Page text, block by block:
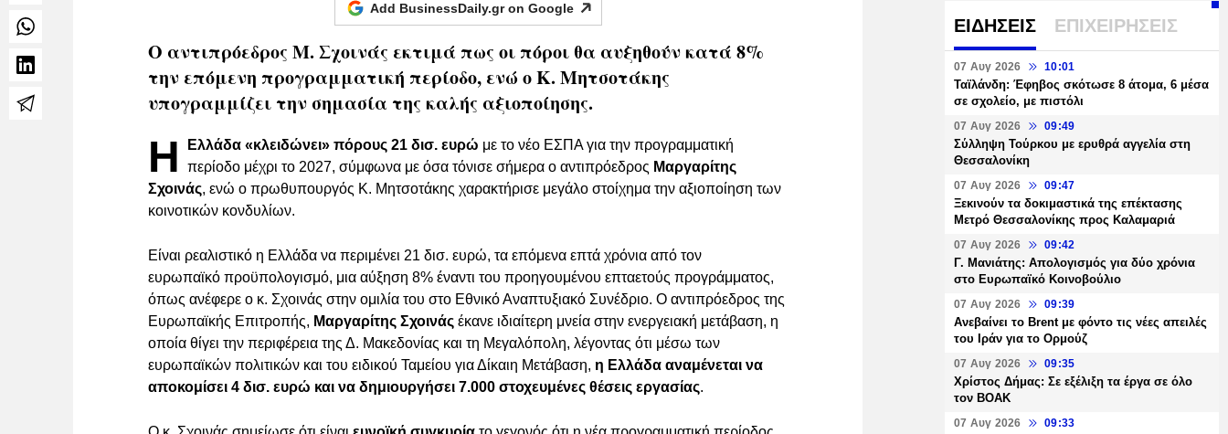
Add BusinessDaily.gr on Google
Ο αντιπρόεδρος Μ. Σχοινάς εκτιμά πως οι πόροι θα αυξηθούν κατά 8%
την επόμενη προγραμματική περίοδο, ενώ ο Κ. Μητσοτάκης
υπογραμμίζει την σημασία της καλής αξιοποίησης.
Η Ελλάδα «κλειδώνει» πόρους 21 δισ. ευρώ με το νέο ΕΣΠΑ για την προγραμματική
περίοδο μέχρι το 2027, σύμφωνα με όσα τόνισε σήμερα ο αντιπρόεδρος Μαργαρίτης
Σχοινάς, ενώ ο πρωθυπουργός Κ. Μητσοτάκης χαρακτήρισε μεγάλο στοίχημα την αξιοποίηση των
κοινοτικών κονδυλίων.
Είναι ρεαλιστικό η Ελλάδα να περιμένει 21 δισ. ευρώ, τα επόμενα επτά χρόνια από τον
ευρωπαϊκό προϋπολογισμό, μια αύξηση 8% έναντι του προηγουμένου επταετούς προγράμματος,
όπως ανέφερε ο κ. Σχοινάς στην ομιλία του στο Εθνικό Αναπτυξιακό Συνέδριο. Ο αντιπρόεδρος της
Ευρωπαϊκής Επιτροπής, Μαργαρίτης Σχοινάς έκανε ιδιαίτερη μνεία στην ενεργειακή μετάβαση, η
οποία θίγει την περιφέρεια της Δ. Μακεδονίας και τη Μεγαλόπολη, λέγοντας ότι μέσω των
ευρωπαϊκών πολιτικών και του ειδικού Ταμείου για Δίκαιη Μετάβαση, η Ελλάδα αναμένεται να
αποκομίσει 4 δισ. ευρώ και να δημιουργήσει 7.000 στοχευμένες θέσεις εργασίας.
ΕΙΔΗΣΕΙΣ ΕΠΙΧΕΙΡΗΣΕΙΣ
07 Αυγ 2026 10:01
Ταϊλάνδη: Έφηβος σκότωσε 8 άτομα, 6 μέσα
σε σχολείο, με πιστόλι
07 Αυγ 2026 09:49
Σύλληψη Τούρκου με ερυθρά αγγελία στη
Θεσσαλονίκη
07 Αυγ 2026 09:47
Ξεκινούν τα δοκιμαστικά της επέκτασης
Μετρό Θεσσαλονίκης προς Καλαμαριά
07 Αυγ 2026 09:42
Γ. Μανιάτης: Απολογισμός για δύο χρόνια
στο Ευρωπαϊκό Κοινοβούλιο
07 Αυγ 2026 09:39
Ανεβαίνει το Brent με φόντο τις νέες απειλές
του Ιράν για το Ορμούζ
07 Αυγ 2026 09:35
Χρίστος Δήμας: Σε εξέλιξη τα έργα σε όλο
τον ΒΟΑΚ
07 Αυγ 2026 09:33